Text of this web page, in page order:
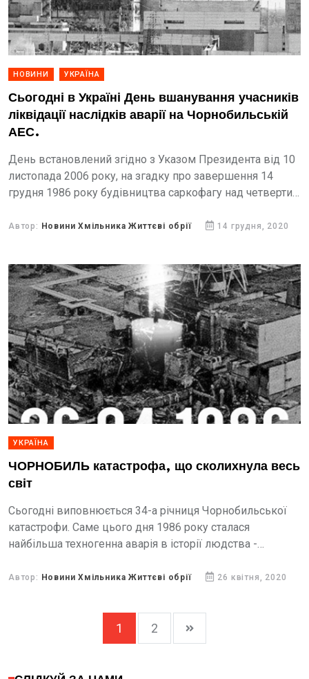
НОВИНИ УКРАЇНА
Сьогодні в Україні День вшанування учасників
ліквідації наслідків аварії на Чорнобильській
АЕС.
День встановлений згідно з Указом Президента від 10
листопада 2006 року, на згадку про завершення 14
грудня 1986 року будівництва саркофагу над четвертим
Автор: Новини Хмільника Життєві обрії 14 грудня, 2020
УКРАЇНА
ЧОРНОБИЛЬ катастрофа, що сколихнула весь
світ
Сьогодні виповнюється 34-а річниця Чорнобильської
катастрофи. Саме цього дня 1986 року сталася
найбільша техногенна аварія в історії людства -
Потужність двох вибухів була настільки великою, що
Автор: Новини Хмільника Життєві обрії 26 квітня, 2020
1 2